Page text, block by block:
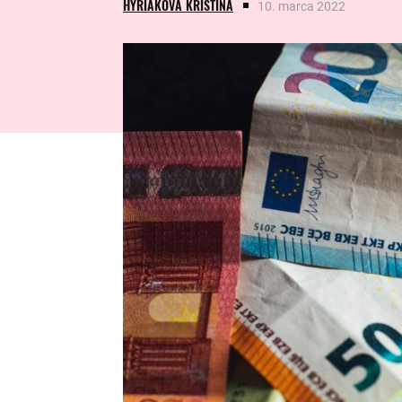
HYRIAKOVÁ KRISTÍNA 10. marca 2022